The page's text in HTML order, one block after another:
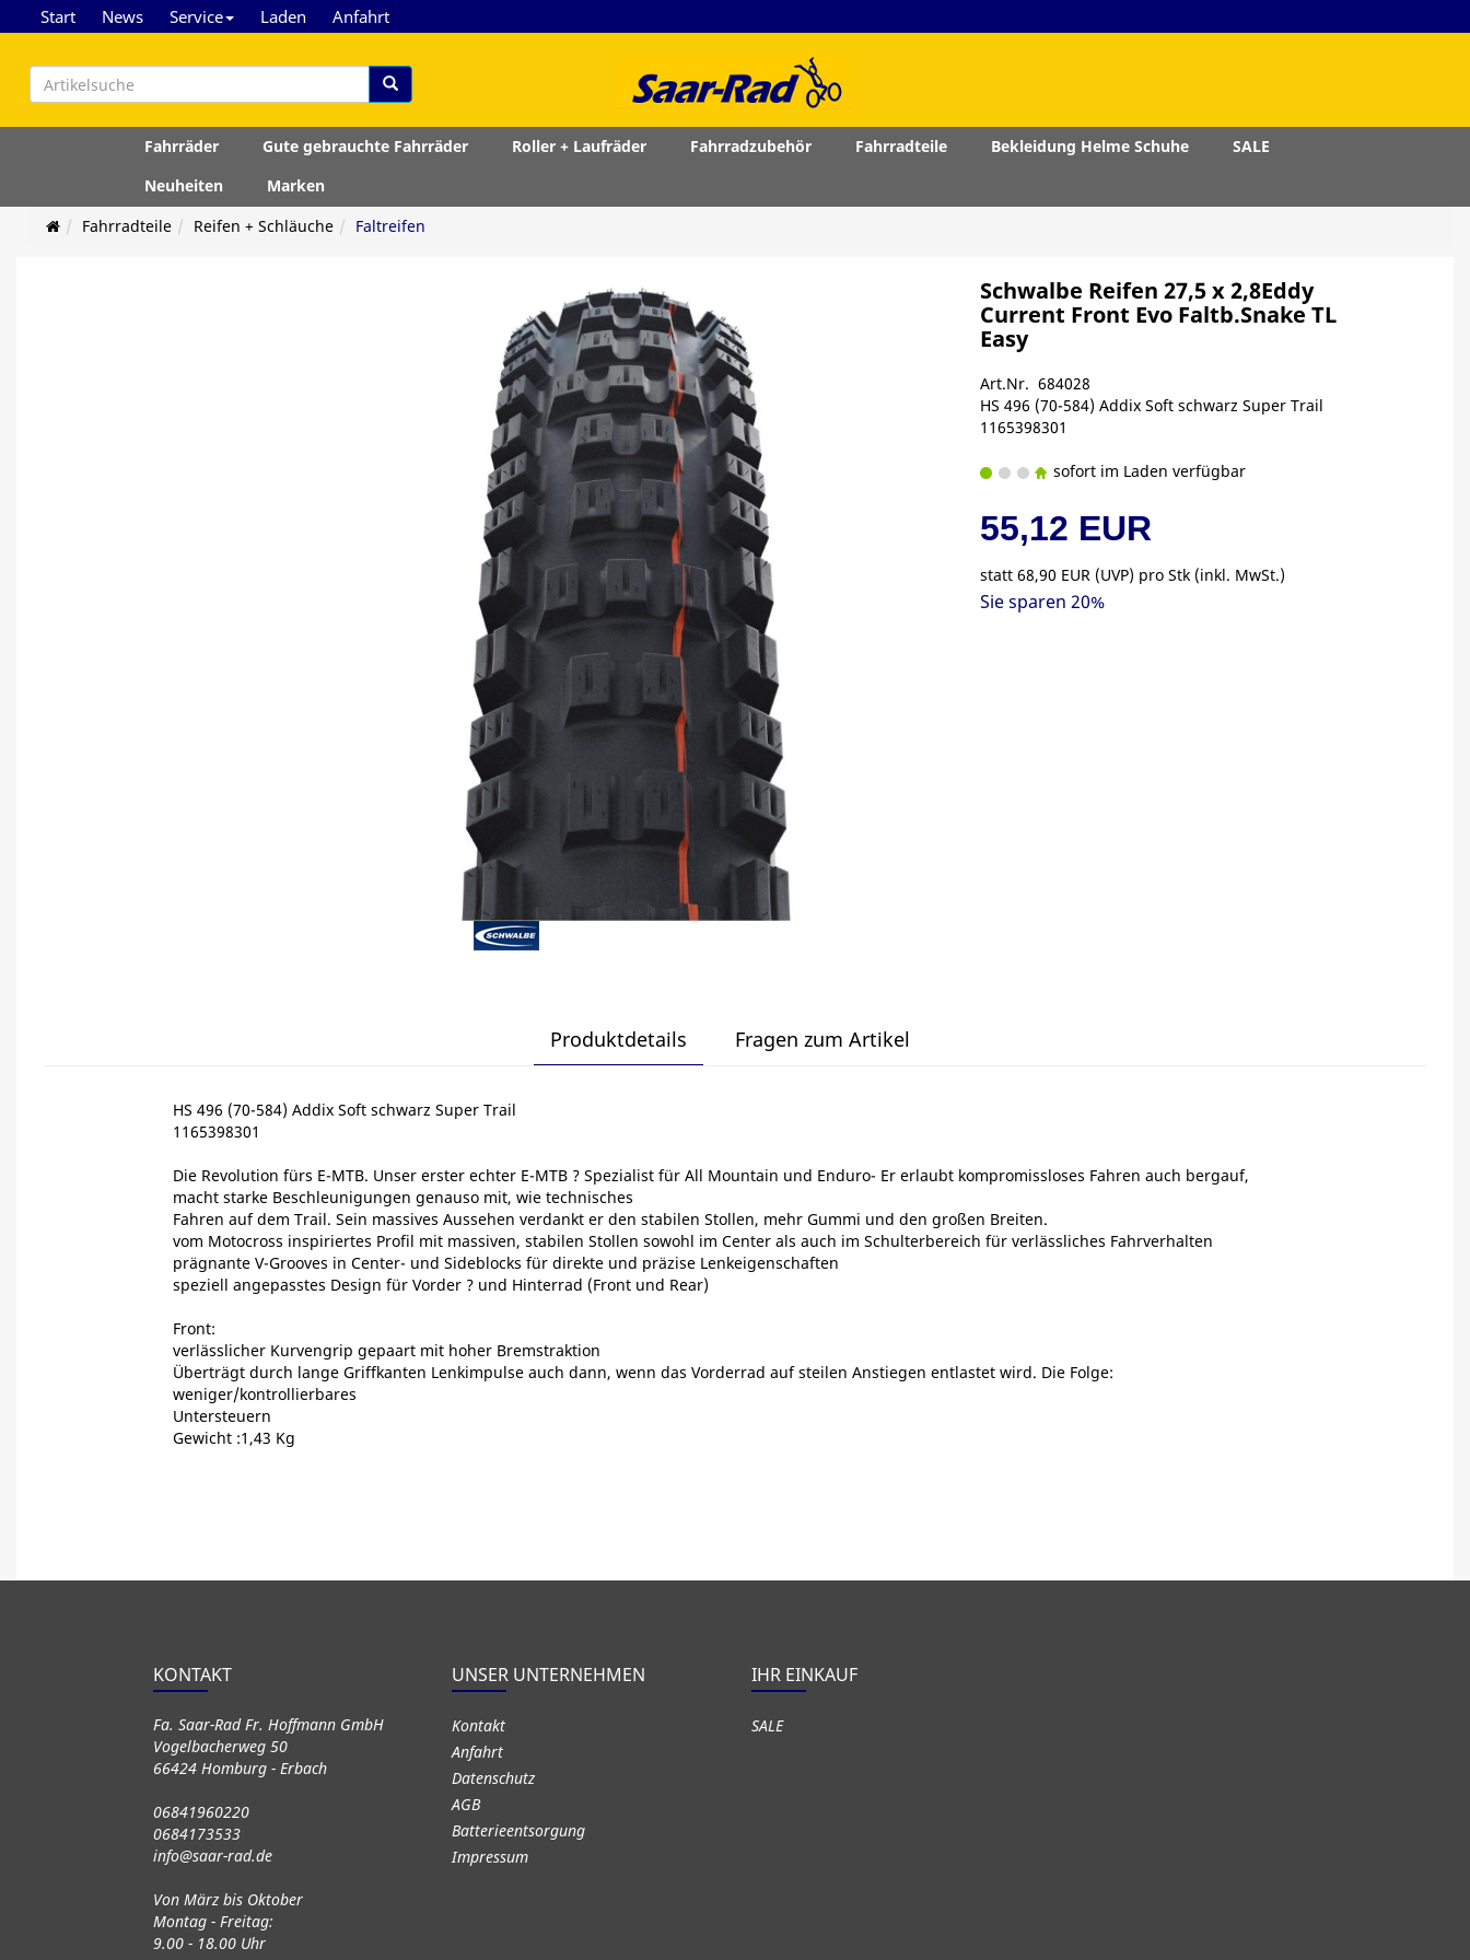
Start News Service Laden Anfahrt
Fahrräder Gute gebrauchte Fahrräder Roller + Laufräder Fahrradzubehör Fahrradteile Bekleidung Helme Schuhe
SALE
Neuheiten
Marken
Fahrradteile
Reifen + Schläuche Faltreifen
Schwalbe Reifen 27,5 x 2,8Eddy
Current Front Evo Faltb.Snake TL
Easy
Art.Nr. 684028
HS 496 (70-584) Addix Soft schwarz Super Trail
1165398301
sofort im Laden verfügbar
55,12 EUR
statt68,90 EUR (UVP) pro Stk (inkl. MwSt.)
Sie sparen 20%
Produktdetails Fragen zum Artikel
HS 496 (70-584) Addix Soft schwarz Super Trail
1165398301
Die Revolution fürs E-MTB. Unser erster echter E-MTB ? Spezialist für All Mountain und Enduro- Er erlaubt kompromissloses Fahren auch bergauf,
macht starke Beschleunigungen genauso mit, wie technisches
Fahren auf dem Trail. Sein massives Aussehen verdankt er den stabilen Stollen, mehr Gummi und den großen Breiten.
vom Motocross inspiriertes Profil mit massiven, stabilen Stollen sowohl im Center als auch im Schulterbereich für verlässliches Fahrverhalten
prägnante V-Grooves in Center- und Sideblocks für direkte und präzise Lenkeigenschaften
speziell angepasstes Design für Vorder ? und Hinterrad (Front und Rear)
Front:
verlässlicher Kurvengrip gepaart mit hoher Bremstraktion
Überträgt durch lange Griffkanten Lenkimpulse auch dann, wenn das Vorderrad auf steilen Anstiegen entlastet wird. Die Folge:
weniger/kontrollierbares
Untersteuern
Gewicht :1,43 Kg
KONTAKT
Fa. Saar-Rad Fr. Hoffmann GmbH
Vogelbacherweg 50
66424 Homburg - Erbach
06841960220
0684173533
info@saar-rad.de
Von März bis Oktober
Montag - Freitag:
9.00 - 18.00 Uhr
UNSER UNTERNEHMEN
Kontakt
Anfahrt
Datenschutz
AGB
Batterieentsorgung
Impressum
IHR EINKAUF
SALE